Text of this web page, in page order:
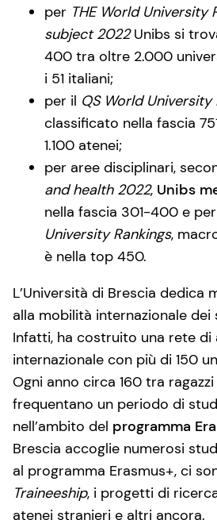
per THE World University
subject 2022Unibs si
400 tra oltre 2.000
i 51 italiani;
per il QS World University
classificato nella fascia
1.100 atenei;
per aree disciplinari,
and health 2022, Unibs
nella fascia 301-400 e
University Rankings,
è nella top 450.
L’Università di Brescia dedica
alla mobilità internazionale dei
Infatti, ha costruito una rete
internazionale con più di 150
Ogni anno circa 160 tra ragazzi
frequentano un periodo di
nell’ambito del programma
Brescia accoglie numerosi
al programma Erasmus+, ci
Traineeship, i progetti di
atenei stranieri e altri ancora.